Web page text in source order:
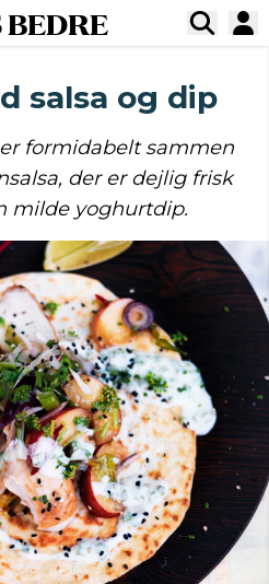
BEDRE
salsa og dip
formidabelt sammen
der er dejlig frisk
milde yoghurtdip.